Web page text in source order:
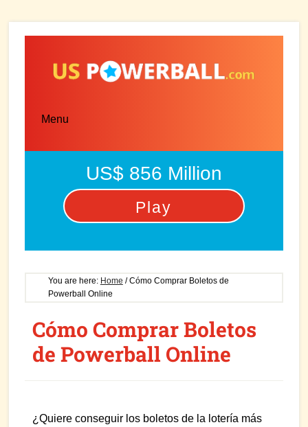
Menu
US$ 856 Million
Play
You are here: Home /Cómo Comprar Boletos de
Powerball Online
Cómo Comprar Boletos
de Powerball Online
¿Quiere conseguir los boletos de la lotería más